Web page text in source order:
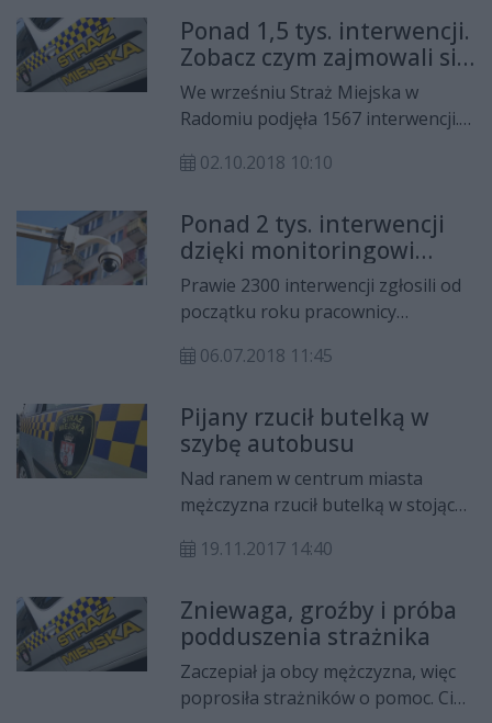
Ponad 1,5 tys. interwencji.
Zobacz czym zajmowali się
strażnicy miejscy
We wrześniu Straż Miejska w
Radomiu podjęła 1567 interwencji.
nieprawidłowego parkowania,
spożywania alkoholu w miejscu
niedozwolonym. Poniżej
publikujemy pełne zestawienie
interwencji strażników miejskich we
wrześniu.
02.10.2018 10:10
Ponad 2 tys. interwencji
dzięki monitoringowi
miejskiemu
Prawie 2300 interwencji zgłosili od
początku roku pracownicy
ponad 300 więcej, niż w pierwszym
kamerom w pierwszym półroczu br.
na gorącym uczynku zatrzymano
16 sprawców przestępstw, w tym
kradzieży, pobić i niszczenia mienia,
a także osoby posiadające
narkotyki i nietrzeźwego kierowcę.
06.07.2018 11:45
Pijany rzucił butelką w
szybę autobusu
Nad ranem w centrum miasta
mężczyzna rzucił butelką w stojący
Dzięki obrazowi z monitoringu
złapać. Jak się okazało, był pijany.
19.11.2017 14:40
Zniewaga, groźby i próba
podduszenia strażnika
Zaczepiał ja obcy mężczyzna, więc
poprosiła strażników o pomoc. Ci